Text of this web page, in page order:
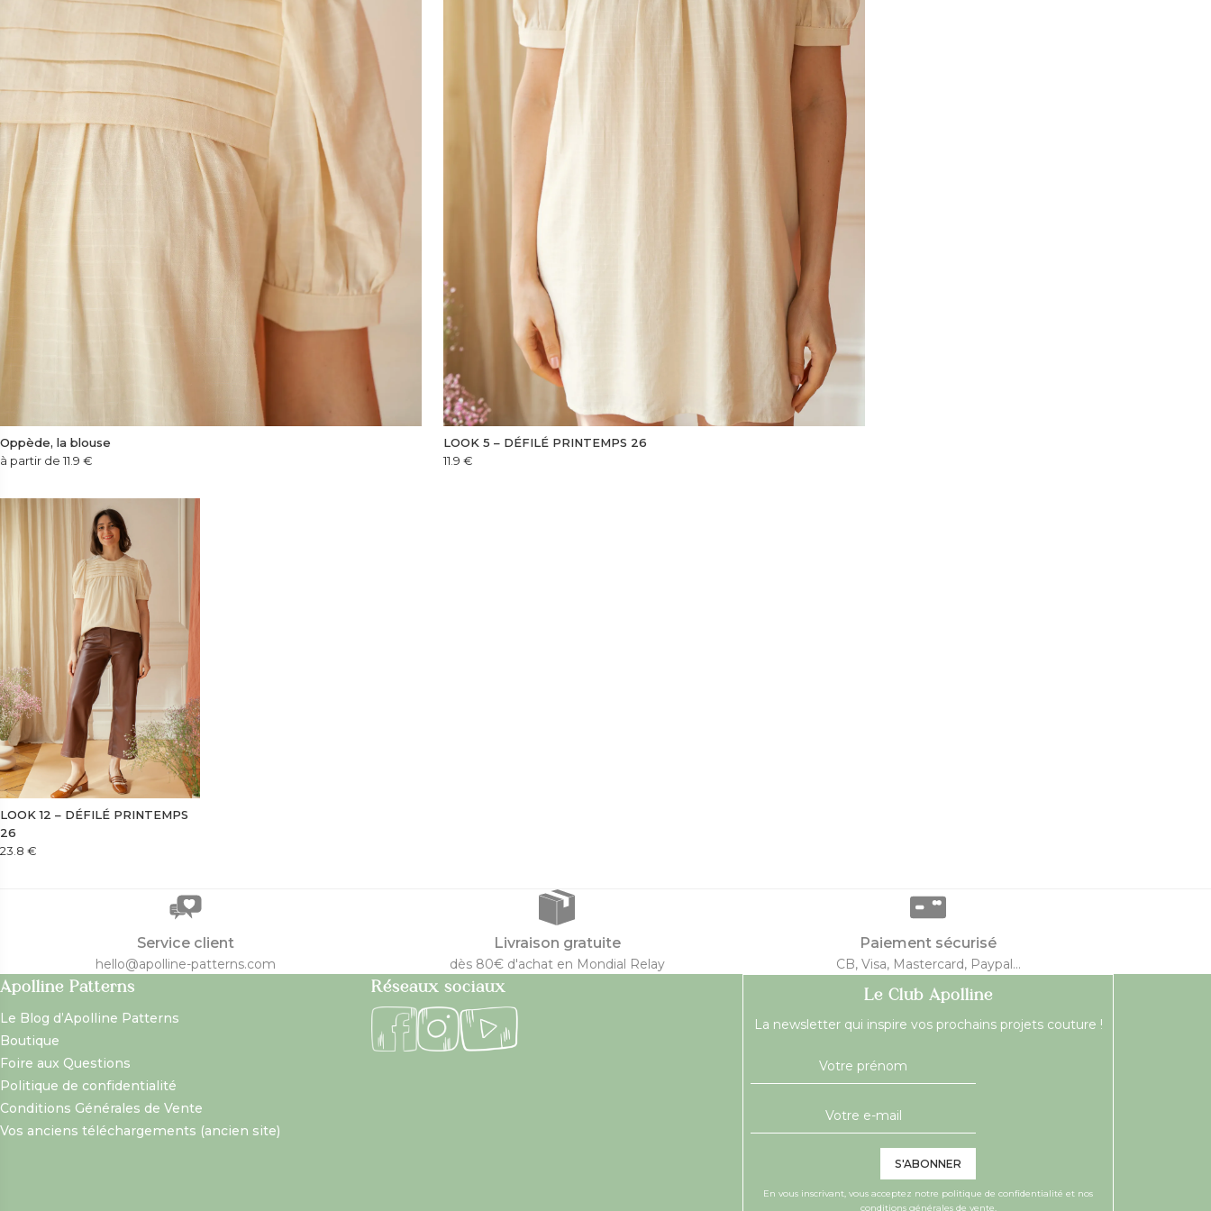
Maillot de bain
Patterns in English
Gamme enfant
Erratums
Oppède, la blouse
à partir de 11.9 €
LOOK 5 – DÉFILÉ PRINTEMPS 26
11.9 €
LOOK 12 – DÉFILÉ PRINTEMPS
26
23.8 €
Service client
hello@apolline-patterns.com
Livraison gratuite
dès 80€ d'achat en Mondial Relay
Paiement sécurisé
CB, Visa, Mastercard, Paypal...
Apolline Patterns
Le Blog d’Apolline Patterns
Boutique
Foire aux Questions
Politique de confidentialité
Conditions Générales de Vente
Vos anciens téléchargements (ancien site)
Réseaux sociaux Le Club Apolline
La newsletter qui inspire vos prochains projets couture !
S'ABONNER
En vous inscrivant, vous acceptez notre politique de confidentialité et nos
conditions générales de vente.